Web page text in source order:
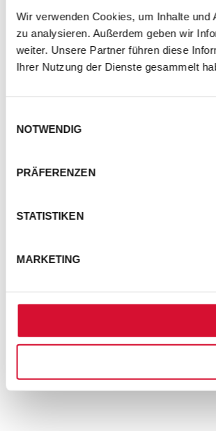
Wir verwenden Cookies, um Inhalte
zu analysieren. Außerdem geben wir
weiter. Unsere Partner führen diese
Ihrer Nutzung der Dienste gesammelt
NOTWENDIG
PRÄFERENZEN
STATISTIKEN
MARKETING